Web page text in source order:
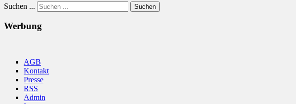
Suchen ... Suchen
Werbung
AGB
Kontakt
Presse
RSS
Admin